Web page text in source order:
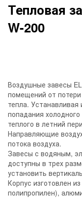
Тепловая
W-200
Воздушные завесы
помещений от
тепла.
попадания
теплого в летний
Направляющие
потока воздуха.
Завесы с водяным,
доступны в трех
установить
Корпус изготовлен
полипропилен),